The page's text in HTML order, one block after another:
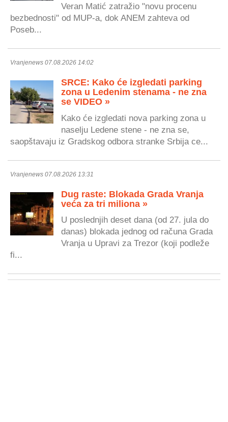
Veran Matić zatražio "novu procenu
bezbednosti" od MUP-a, dok ANEM zahteva od
Poseb...
Vranjenews 07.08.2026 14:02
SRCE: Kako će izgledati parking
zona u Ledenim stenama - ne zna
se VIDEO »
Kako će izgledati nova parking zona u
naselju Ledene stene - ne zna se,
saopštavaju iz Gradskog odbora stranke Srbija ce...
Vranjenews 07.08.2026 13:31
Dug raste: Blokada Grada Vranja
veća za tri miliona »
U poslednjih deset dana (od 27. jula do
danas) blokada jednog od računa Grada
Vranja u Upravi za Trezor (koji podleže
fi...